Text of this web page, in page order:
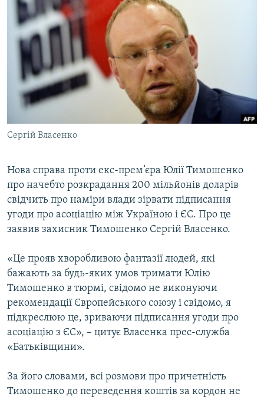
СВІТ
КИТАЙ.ВИКЛИКИ
МУЛЬТИМЕДІА
СПЕЦПРОЄКТИ
ПОДКАСТИ
КРИМ РЕАЛІЇ
УКР
КТАТ
ДОЛУЧАЙСЯ!
Усі сайти RFE/RL
Сергій Власенко
Нова справа проти екс-прем’єра Юлії Тимошенко
про начебто розкрадання 200 мільйонів доларів
свідчить про наміри влади зірвати підписання
угоди про асоціацію між Україною і ЄС. Про це
заявив захисник Тимошенко Сергій Власенко.
«Це прояв хворобливою фантазії людей, які
бажають за будь-яких умов тримати Юлію
Тимошенко в тюрмі, свідомо не виконуючи
рекомендації Європейського союзу і свідомо, я
підкреслюю це, зриваючи підписання угоди про
асоціацію з ЄС», – цитує Власенка прес-служба
«Батьківщини».
За його словами, всі розмови про причетність
Тимошенко до переведення коштів за кордон не